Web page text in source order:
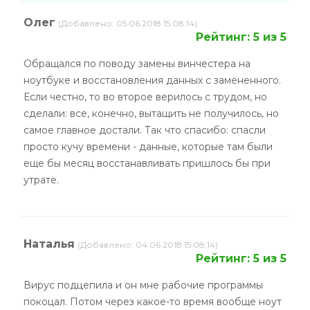
Олег (Добавлено: 05.06.2018 15:08:14)
Рейтинг: 5 из 5
Обращался по поводу замены винчестера на
ноутбуке и восстановления данных с замененного.
Если честно, то во второе верилось с трудом, но
сделали: все, конечно, вытащить не получилось, но
самое главное достали. Так что спасибо: спасли
просто кучу времени - данные, которые там были
еще бы месяц восстанавливать пришлось бы при
утрате.
Наталья (Добавлено: 04.06.2018 15:08:14)
Рейтинг: 5 из 5
Вирус подцепила и он мне рабочие программы
покоцал. Потом через какое-то время вообще ноут